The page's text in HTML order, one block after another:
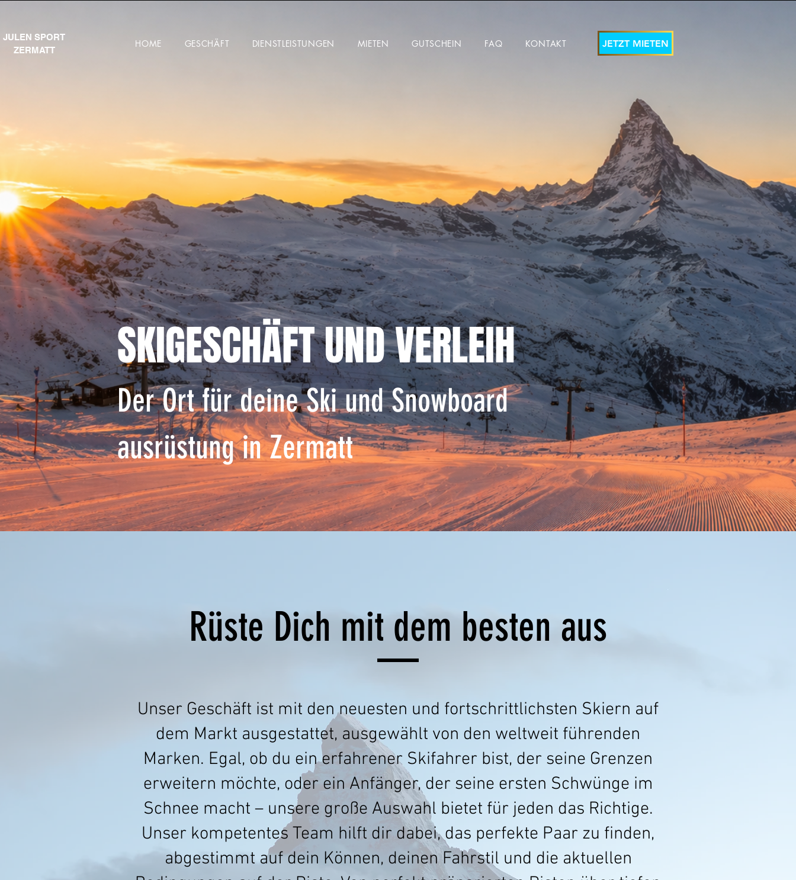
JULEN SPORT
ZERMATT
HOME GESCHÄFT DIENSTLEISTUNGEN MIETEN GUTSCHEIN FAQ KONTAKT JETZT MIETEN
SKIGESCHÄFT UND VERLEIH
Der Ort für deine Ski und Snowboard
ausrüstung in Zermatt
Unser Geschäft ist mit den neuesten und fortschrittlichsten Skiern auf
dem Markt ausgestattet, ausgewählt von den weltweit führenden
Marken. Egal, ob du ein erfahrener Skifahrer bist, der seine Grenzen
erweitern möchte, oder ein Anfänger, der seine ersten Schwünge im
Schnee macht – unsere große Auswahl bietet für jeden das Richtige.
Unser kompetentes Team hilft dir dabei, das perfekte Paar zu finden,
abgestimmt auf dein Können, deinen Fahrstil und die aktuellen
Rüste Dich mit dem besten aus